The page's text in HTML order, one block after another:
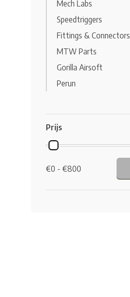
Mech Labs
Speedtriggers
Fittings & Connectors
MTW Parts
Gorilla Airsoft
Perun
Prijs
€0 - €800